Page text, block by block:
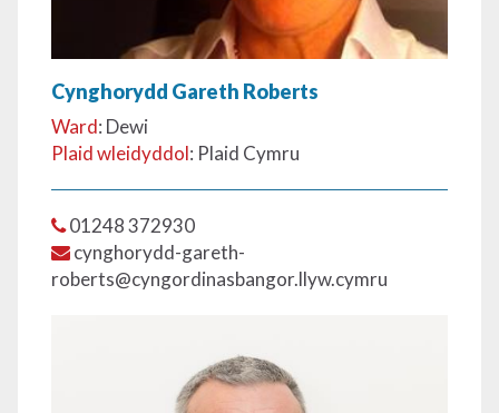
Cynghorydd Gareth Roberts
Ward: Dewi
Plaid wleidyddol: Plaid Cymru
01248 372930
cynghorydd-gareth-
roberts@cyngordinasbangor.llyw.cymru